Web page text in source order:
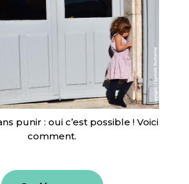
punir : oui c’est possible ! Voici
comment.